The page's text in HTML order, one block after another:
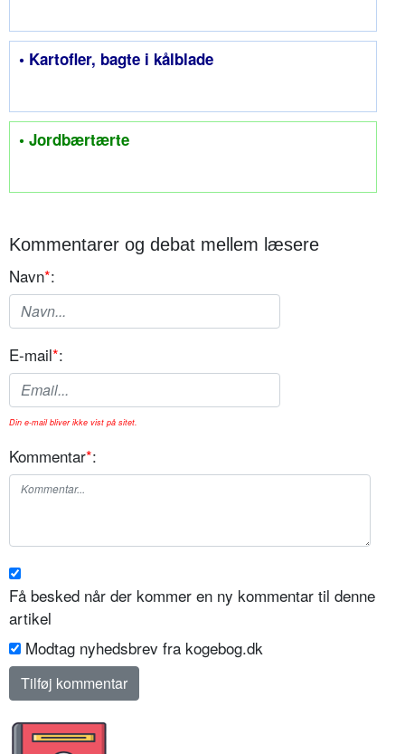
• Kartofler, bagte i kålblade
• Jordbærtærte
Kommentarer og debat mellem læsere
Navn*:
E-mail*:
Din e-mail bliver ikke vist på sitet.
Kommentar*:
Få besked når der kommer en ny kommentar til denne
artikel
Modtag nyhedsbrev fra kogebog.dk